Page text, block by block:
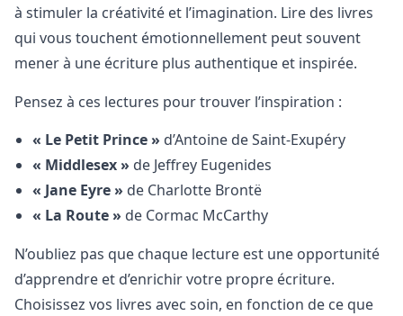
à stimuler la créativité et l’imagination. Lire des livres
qui vous touchent émotionnellement peut souvent
mener à une écriture plus authentique et inspirée.
Pensez à ces lectures pour trouver l’inspiration :
« Le Petit Prince » d’Antoine de Saint-Exupéry
« Middlesex » de Jeffrey Eugenides
« Jane Eyre » de Charlotte Brontë
« La Route » de Cormac McCarthy
N’oubliez pas que chaque lecture est une opportunité
d’apprendre et d’enrichir votre propre écriture.
Choisissez vos livres avec soin, en fonction de ce que